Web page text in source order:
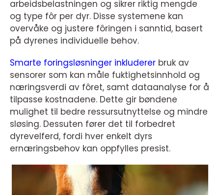
arbeidsbelastningen og sikrer riktig mengde
og type fôr per dyr. Disse systemene kan
overvåke og justere fôringen i sanntid, basert
på dyrenes individuelle behov.
Smarte foringsløsninger inkluderer bruk av
sensorer som kan måle fuktighetsinnhold og
næringsverdi av fôret, samt dataanalyse for å
tilpasse kostnadene. Dette gir bøndene
mulighet til bedre ressursutnyttelse og mindre
sløsing. Dessuten fører det til forbedret
dyrevelferd, fordi hver enkelt dyrs
ernæringsbehov kan oppfylles presist.